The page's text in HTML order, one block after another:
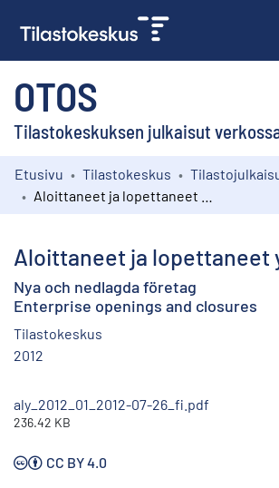
OTOS
Tilastokeskuksen julkaisut
Kokoelmat
Etusivu Tilastokeskus
Aloittaneet ja lopettaneet
Nya och nedlagda företag
Enterprise openings and closures
Tilastokeskus
2012
aly_2012_01_2012-07-26_fi.pdf
236.42 KB
CC BY 4.0